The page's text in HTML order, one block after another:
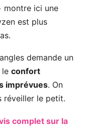
montre ici une
est plus
demande un
le confort
imprévues. On
réveiller le petit.
complet sur la